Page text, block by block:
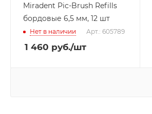
Miradent Pic-Brush Refills
бордовые 6,5 мм, 12 шт
Нет в наличии Арт.: 605789
1 460 руб./шт